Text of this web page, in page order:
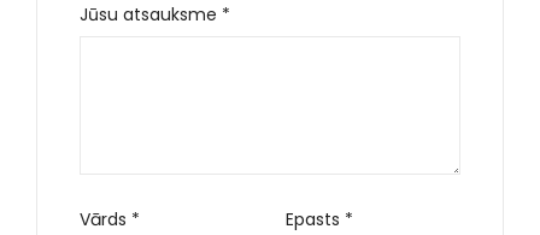
Jūsu atsauksme *
Vārds * Epasts *